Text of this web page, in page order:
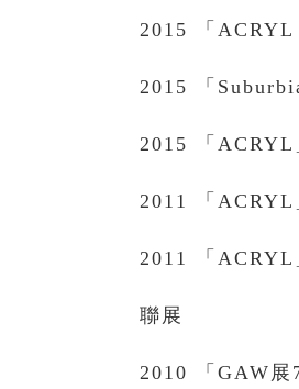
2015 「
2015 「
2015 「ACRYL
2011 「
2011 「
聯展
2010 「GAW